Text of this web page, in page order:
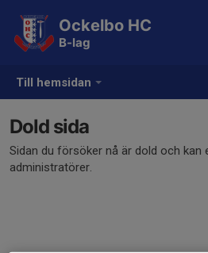
Till hemsidan
Ockelbo HC
B-lag
Dold sida
Sidan du försöker nå är dold och kan
administratörer.